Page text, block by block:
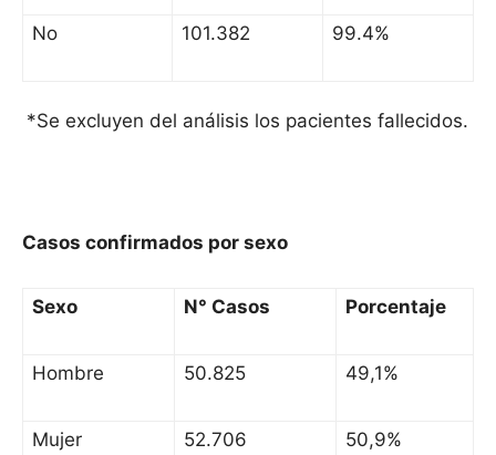
No 101.382 99.4%
*Se excluyen del análisis los pacientes fallecidos.
Casos confirmados por sexo
Sexo N° Casos Porcentaje
Hombre 50.825 49,1%
Mujer 52.706 50,9%